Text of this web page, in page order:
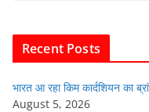
o
o
k
p
Recent Posts
भारत आ रहा किम कार्दशियन का
August 5, 2026